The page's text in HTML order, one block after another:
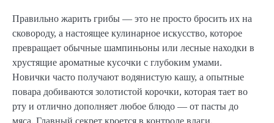
Правильно жарить грибы — это не просто бросить их на
сковороду, а настоящее кулинарное искусство, которое
превращает обычные шампиньоны или лесные находки в
хрустящие ароматные кусочки с глубоким умами.
Новички часто получают водянистую кашу, а опытные
повара добиваются золотистой корочки, которая тает во
рту и отлично дополняет любое блюдо — от пасты до
мяса. Главный секрет кроется в контроле влаги,